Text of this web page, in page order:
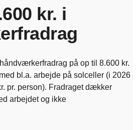
kr. i
på op til 8.600 kr.
bl.a. arbejde på solceller (i 2026
pr. person). Fradraget dækker
arbejdet og ikke